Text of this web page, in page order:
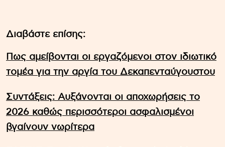
Διαβάστε επίσης:
Πως αμείβονται οι εργαζόμενοι στον ιδιωτικό
τομέα για την αργία του Δεκαπενταύγουστου
Συντάξεις: Αυξάνονται οι αποχωρήσεις το
2026 καθώς περισσότεροι ασφαλισμένοι
βγαίνουν νωρίτερα